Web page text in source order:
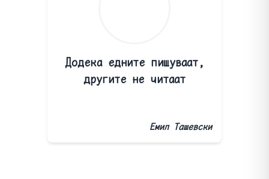
Додека едните пишуваат,
другите не читаат
Емил Ташевски